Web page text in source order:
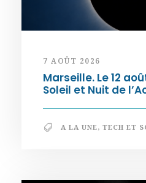
7 AOÛT 2026
Marseille. Le 12
Soleil et Nuit de
A LA UNE, TECH ET